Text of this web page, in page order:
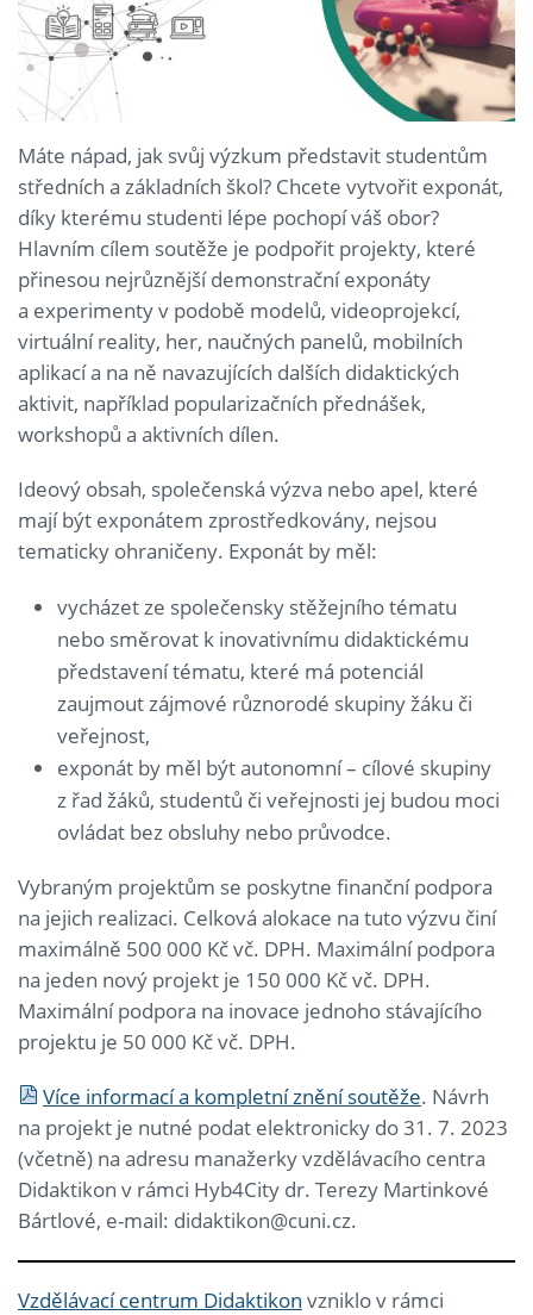
Máte nápad, jak svůj výzkum představit studentům
středních a základních škol? Chcete vytvořit exponát,
díky kterému studenti lépe pochopí váš obor?
Hlavním cílem soutěže je podpořit projekty, které
přinesou nejrůznější demonstrační exponáty
a experimenty v podobě modelů, videoprojekcí,
virtuální reality, her, naučných panelů, mobilních
aplikací a na ně navazujících dalších didaktických
aktivit, například popularizačních přednášek,
workshopů a aktivních dílen.
Ideový obsah, společenská výzva nebo apel, které
mají být exponátem zprostředkovány, nejsou
tematicky ohraničeny. Exponát by měl:
vycházet ze společensky stěžejního tématu
nebo směrovat k inovativnímu didaktickému
představení tématu, které má potenciál
zaujmout zájmové různorodé skupiny žáku či
veřejnost,
exponát by měl být autonomní – cílové skupiny
z řad žáků, studentů či veřejnosti jej budou moci
ovládat bez obsluhy nebo průvodce.
Vybraným projektům se poskytne finanční podpora
na jejich realizaci. Celková alokace na tuto výzvu činí
maximálně 500 000 Kč vč. DPH. Maximální podpora
na jeden nový projekt je 150 000 Kč vč. DPH.
Maximální podpora na inovace jednoho stávajícího
projektu je 50 000 Kč vč. DPH.
Více informací a kompletní znění soutěže. Návrh
na projekt je nutné podat elektronicky do 31. 7. 2023
(včetně) na adresu manažerky vzdělávacího centra
Didaktikon v rámci Hyb4City dr. Terezy Martinkové
Bártlové, e-mail: didaktikon@cuni.cz.
Vzdělávací centrum Didaktikon vzniklo v rámci